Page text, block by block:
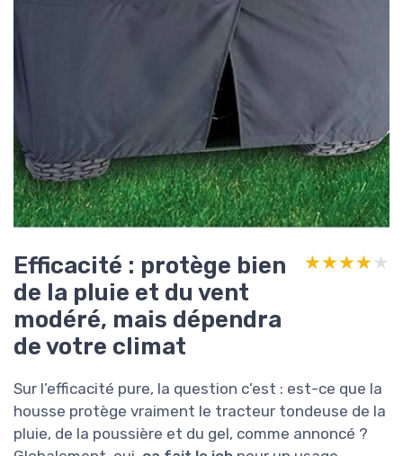
Efficacité : protège bien
de la pluie et du vent
modéré, mais dépendra
de votre climat
★★★★★
★★★★★
Sur l’efficacité pure, la question c’est : est-ce que la
housse protège vraiment le tracteur tondeuse de la
pluie, de la poussière et du gel, comme annoncé ?